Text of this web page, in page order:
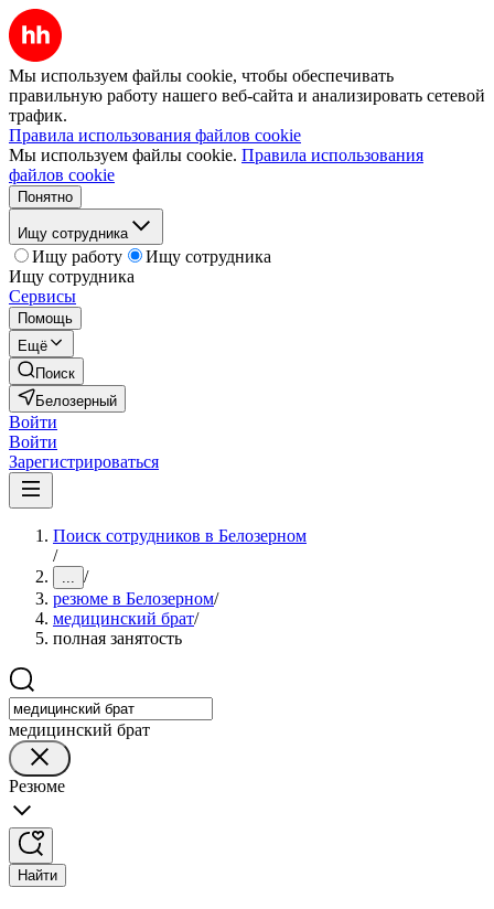
Мы используем файлы cookie, чтобы обеспечивать
правильную работу нашего веб-сайта и анализировать сетевой
трафик.
Правила использования файлов cookie
Мы используем файлы cookie. Правила использования
файлов cookie
Понятно
Ищу сотрудника
Ищу работу
Ищу сотрудника
Ищу сотрудника
Сервисы
Помощь
Ещё
Поиск
Белозерный
Войти
Войти
Зарегистрироваться
Поиск сотрудников в Белозерном
/
... /
резюме в Белозерном/
медицинский брат/
полная занятость
медицинский брат
Резюме
Найти